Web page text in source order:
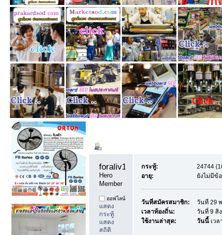
Hero
Member
ออฟไลน์
แสดง
กระทู้
แสดง
สถิติ
กระทู้:
24744
อายุ:
ยังไม่มีข้
วันที่สมัครสมาชิก:
วันที่ 29
เวลาท้องถิ่น:
วันที่ 9 สิ
ใช้งานล่าสุด:
วันนี้ เว